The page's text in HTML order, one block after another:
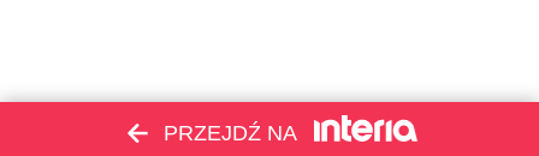
PRZEJDŹ NA